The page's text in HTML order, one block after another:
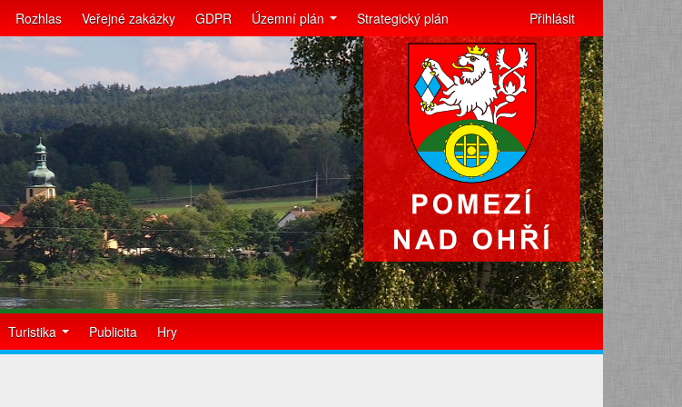
Rozhlas Veřejné zakázky GDPR Územní plán Strategický plán Přihlásit
Turistika Publicita Hry